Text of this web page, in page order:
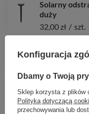
Solarny
duży
32,00 zł / szt.
prosty ALU
Elektryczny
LED
52,36 zł / szt.
Konfiguracja
Dbamy o Twoją
Sklep korzysta z plików
Polityką dotyczącą
przechowywania lub